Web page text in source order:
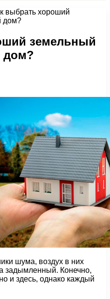
выбрать хороший
дом?
земельный
дом?
шума, воздух в них
задымленный. Конечно,
и здесь, однако каждый